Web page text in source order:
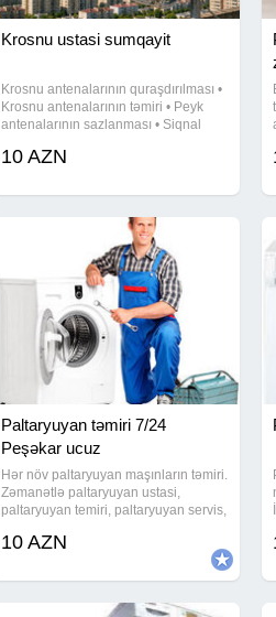
Krosnu ustasi sumqayit
Krosnu antenalarının quraşdırılması •
Krosnu antenalarının təmiri • Peyk
antenalarının sazlanması • Siqnal
Smart TV sazlanması və
10 AZN
Paltaryuyan təmiri 7/24
Peşəkar ucuz
Hər növ paltaryuyan maşınların təmiri.
Zəmanətlə paltaryuyan ustasi,
paltaryuyan temiri, paltaryuyan servis,
paltaryuyan masin ustasi, paltaryuyan
10 AZN